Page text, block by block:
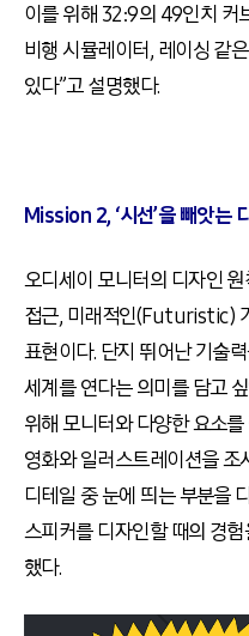
이를 위해 32:9의 49인치 커
비행 시뮬레이터, 레이싱 같
있다”고 설명했다.
Mission 2, ‘시선’을 빼앗는
오디세이 모니터의 디자인
접근, 미래적인(Futuristic)
표현이다. 단지 뛰어난 기술
세계를 연다는 의미를 담고
위해 모니터와 다양한 요소
영화와 일러스트레이션을 조
디테일 중 눈에 띄는 부분을
스피커를 디자인할 때의 경
했다.